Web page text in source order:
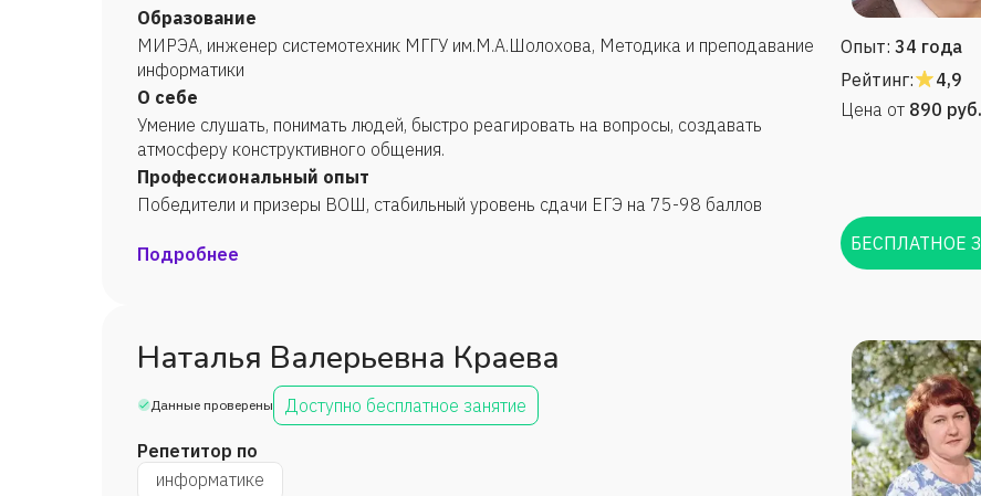
Образование
МИРЭА, инженер системотехник МГГУ им.М.А.Шолохова, Методика и преподавание
информатики
О себе
Умение слушать, понимать людей, быстро реагировать на вопросы, создавать
атмосферу конструктивного общения.
Профессиональный опыт
Победители и призеры ВОШ, стабильный уровень сдачи ЕГЭ на 75-98 баллов
Подробнее
Опыт: 34 года
Рейтинг:
4,9
Цена от 890
БЕСПЛАТНОЕ
Наталья Валерьевна Краева
Данные проверены Доступно бесплатное занятие
Репетитор по
информатике